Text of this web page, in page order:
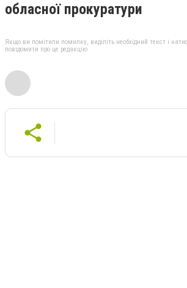
обласної прокуратури
Якщо ви помітили помилку, виділіть необхідний текст і
повідомити про це редакцію